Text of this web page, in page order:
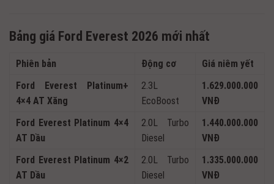
Bảng giá Ford Everest 2026 mới nhất
Phiên bản Động cơ
Giá niêm yết
Ford Everest Platinum+
4×4 AT Xăng
2.3L
EcoBoost
1.629.000.000
VNĐ
Ford Everest Platinum 4×4
AT Dầu
2.0L Turbo
Diesel
1.440.000.000
VNĐ
Ford Everest Platinum 4×2
AT Dầu
2.0L Turbo
Diesel
1.335.000.000
VNĐ